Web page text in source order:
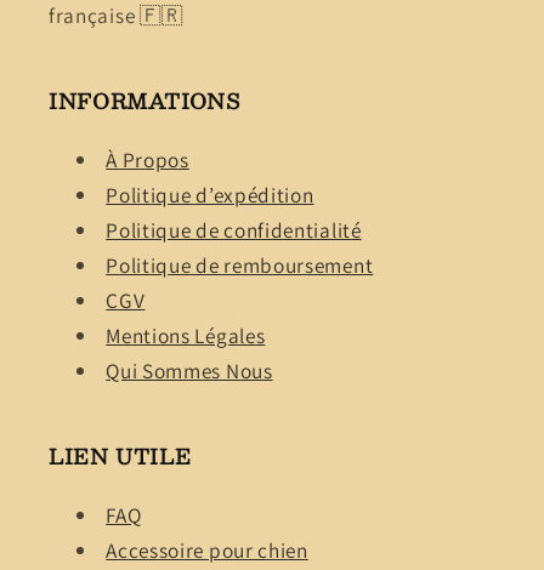
française 🇫🇷
INFORMATIONS
À Propos
Politique d’expédition
Politique de confidentialité
Politique de remboursement
CGV
Mentions Légales
Qui Sommes Nous
LIEN UTILE
FAQ
Accessoire pour chien